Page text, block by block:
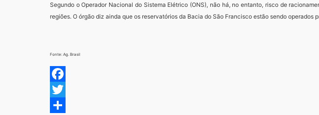
Segundo o Operador Nacional do Sistema Elétrico (ONS), não há, no entanto, risco de
regiões. O órgão diz ainda que os reservatórios da Bacia do São Francisco estão sendo
Fonte: Ag. Brasil
Facebook
Twitter